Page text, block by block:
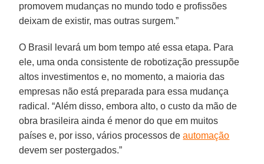
promovem mudanças no mundo todo e profissões
deixam de existir, mas outras surgem.”
O Brasil levará um bom tempo até essa etapa. Para
ele, uma onda consistente de robotização pressupõe
altos investimentos e, no momento, a maioria das
empresas não está preparada para essa mudança
radical. “Além disso, embora alto, o custo da mão de
obra brasileira ainda é menor do que em muitos
países e, por isso, vários processos deautomação
devem ser postergados.”